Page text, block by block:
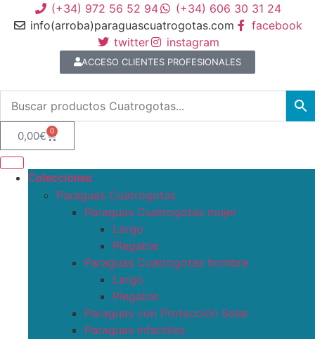
(+34) 972 56 52 94
(+34) 606 30 31 24
info(arroba)paraguascuatrogotas.com
facebook
twitter
instagram
ACCESO CLIENTES PROFESIONALES
0,00€ 0
Colecciones
Paraguas Cuatrogotas
Paraguas Cuatrogotas mujer
Largo
Plegable
Paraguas Cuatrogotas hombre
Largo
Plegable
Paraguas con Protección Solar
Paraguas infantiles